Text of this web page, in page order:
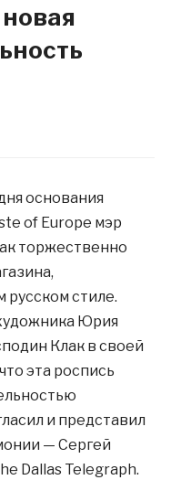
основания
of Europe мэр
торжественно
стиле.
Юрия
Клак в своей
эта роспись
и представил
— Сергей
Dallas Telegraph.